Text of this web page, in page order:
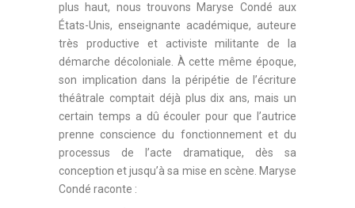
plus haut, nous trouvons Maryse Condé aux
États-Unis, enseignante académique, auteure
très productive et activiste militante de la
démarche décoloniale. À cette même époque,
son implication dans la péripétie de l’écriture
théâtrale comptait déjà plus dix ans, mais un
certain temps a dû écouler pour que l’autrice
prenne conscience du fonctionnement et du
processus de l’acte dramatique, dès sa
conception et jusqu’à sa mise en scène. Maryse
Condé raconte :